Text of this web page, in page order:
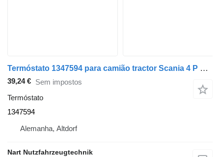
Termóstato 1347594 para camião tractor Scania 4 P G R T
39,24 € Sem impostos
Termóstato
1347594
Alemanha, Altdorf
Nart Nutzfahrzeugtechnik